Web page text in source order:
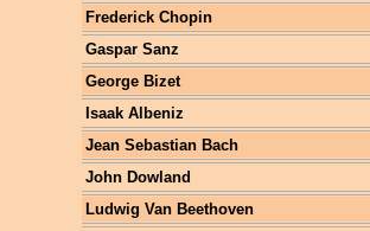
Frederick Chopin
Gaspar Sanz
George Bizet
Isaak Albeniz
Jean Sebastian Bach
John Dowland
Ludwig Van Beethoven